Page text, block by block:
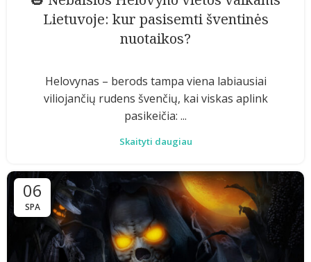
Lietuvoje: kur pasisemti šventinės
nuotaikos?
Helovynas – berods tampa viena labiausiai
viliojančių rudens švenčių, kai viskas aplink
pasikeičia: ...
Skaityti daugiau
06
SPA